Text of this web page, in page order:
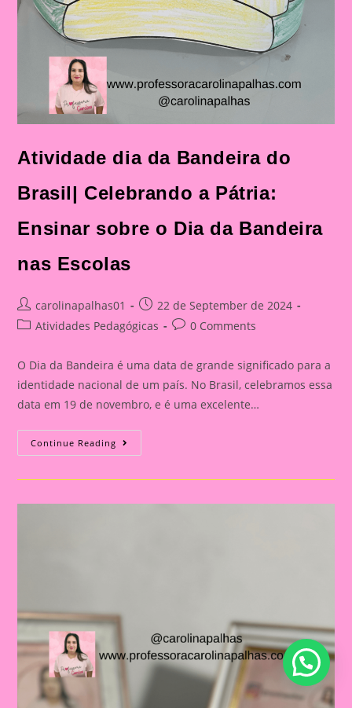
Atividade dia da Bandeira do
Brasil| Celebrando a Pátria:
Ensinar sobre o Dia da Bandeira
nas Escolas
Post
author:
carolinapalhas01
Post
published:
22 de September de 2024
PostAtividades Pedagógicas
Post0 Comments
O Dia da Bandeira é uma data de grande significado para a
identidade nacional de um país. No Brasil, celebramos essa
data em 19 de novembro, e é uma excelente…
Continue Reading Atividade
Dia
Bandeira
Celebrando
Escolas